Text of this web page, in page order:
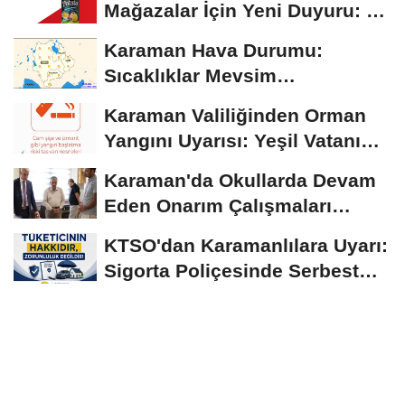
Mağazalar İçin Yeni Duyuru: 11
Karaman Hava Durumu:
Sıcaklıklar Mevsim
Seyrediyor
Karaman Valiliğinden Orman
Yangını Uyarısı: Yeşil Vatanı
Karaman'da Okullarda Devam
Eden Onarım Çalışmaları
KTSO'dan Karamanlılara Uyarı:
Sigorta Poliçesinde Serbest